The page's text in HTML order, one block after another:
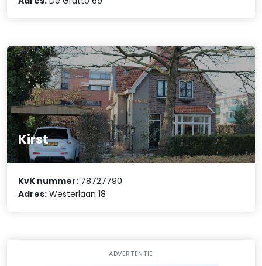
Kirst
KvK nummer: 78727790
Adres: Westerlaan 18
ADVERTENTIE